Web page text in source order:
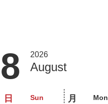
8 2026
August
日 Sun 月 Mon